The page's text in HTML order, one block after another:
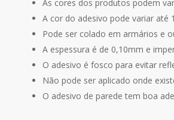
As cores dos produtos podem
A cor do adesivo pode variar até
Pode ser colado em armários e
A espessura é de 0,10mm e
O adesivo é fosco para evitar
Não pode ser aplicado onde
O adesivo de parede tem boa